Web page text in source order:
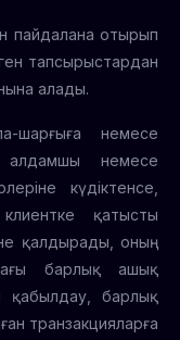
пайдалана отырып
тапсырыстардан
алады.
шарғыға немесе
алдамшы немесе
күдіктенсе,
қатысты
қалдырады, оның
барлық ашық
қабылдау, барлық
транзакцияларға